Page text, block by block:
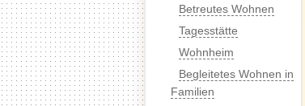
Betreutes Wohnen
Tagesstätte
Wohnheim
Begleitetes Wohnen in
Familien